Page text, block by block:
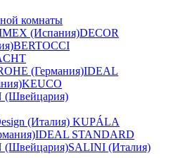
комнаты
(Испания)DECOR
BERTOCCI
(Германия)IDEAL
KEUCO
(Швейцария)
(Италия) KUPÁLA
IDEAL STANDARD
(Швейцария)SALINI (Италия)